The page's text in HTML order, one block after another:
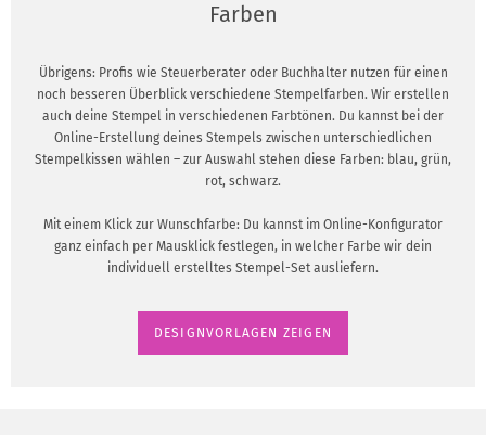
Farben
Übrigens: Profis wie Steuerberater oder Buchhalter nutzen für einen
noch besseren Überblick verschiedene Stempelfarben. Wir erstellen
auch deine Stempel in verschiedenen Farbtönen. Du kannst bei der
Online-Erstellung deines Stempels zwischen unterschiedlichen
Stempelkissen wählen – zur Auswahl stehen diese Farben: blau, grün,
rot, schwarz.
Mit einem Klick zur Wunschfarbe: Du kannst im Online-Konfigurator
ganz einfach per Mausklick festlegen, in welcher Farbe wir dein
individuell erstelltes Stempel-Set ausliefern.
DESIGNVORLAGEN ZEIGEN